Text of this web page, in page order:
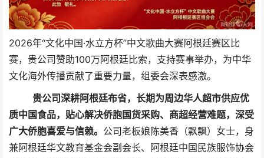
2026年“文化中国·水立方杯”中文歌曲大赛阿根廷赛区比
赛，贵公司赞助100万阿根廷比索，支持赛事举办，为中华
文化海外传播贡献了重要力量，组委会深表感激。
贵公司深耕阿根廷布省，长期为周边华人超市供应优
质中国食品，贴心解决侨胞国货采购、商超经营难题，深受
广大侨胞喜爱与信赖。 公司老板娘陈美香（飘飘）女士，身
兼阿根廷华文教育基金会副会长、阿根廷中国民族服饰协会